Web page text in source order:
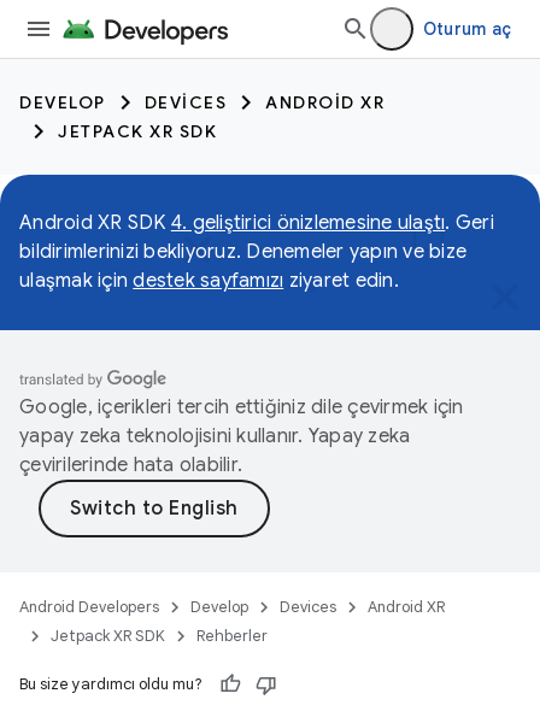
Oturum aç
DEVELOP DEVICES
ANDROID XR
JETPACK XR SDK
Android XR SDK 4. geliştirici önizlemesine ulaştı. Geri
bildirimlerinizi bekliyoruz. Denemeler yapın ve bize
ulaşmak içindestek sayfamızı ziyaret edin.
Google, içerikleri tercih ettiğiniz dile çevirmek için
yapay zeka teknolojisini kullanır. Yapay zeka
çevirilerinde hata olabilir.
Android Developers Develop Devices
Android XR
Jetpack XR SDK
Rehberler
Bu size yardımcı oldu mu?